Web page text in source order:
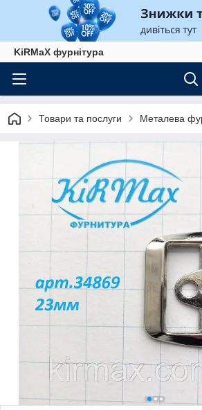
KiRMaХ фурнітура
Товари та послуги Металева